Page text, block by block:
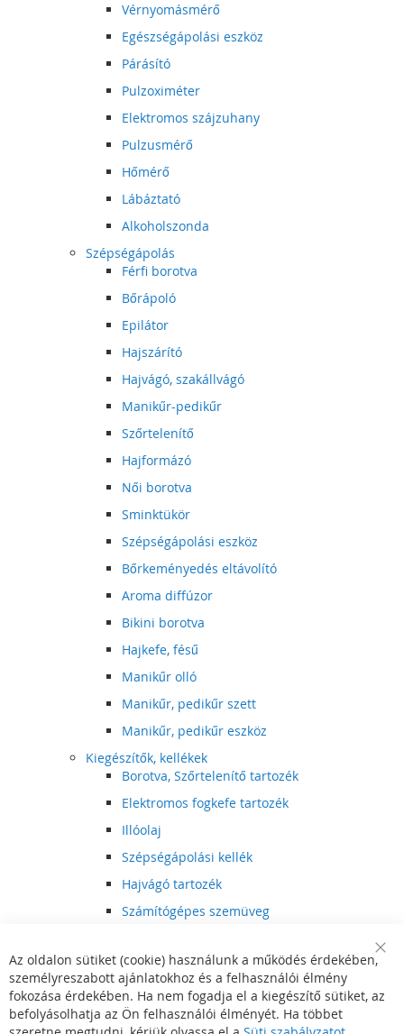
Vérnyomásmérő
Egészségápolási eszköz
Párásító
Pulzoximéter
Elektromos szájzuhany
Pulzusmérő
Hőmérő
Lábáztató
Alkoholszonda
Szépségápolás
Férfi borotva
Bőrápoló
Epilátor
Hajszárító
Hajvágó, szakállvágó
Manikűr-pedikűr
Szőrtelenítő
Hajformázó
Női borotva
Sminktükör
Szépségápolási eszköz
Bőrkeményedés eltávolító
Aroma diffúzor
Bikini borotva
Hajkefe, fésű
Manikűr olló
Manikűr, pedikűr szett
Manikűr, pedikűr eszköz
Kiegészítők, kellékek
Borotva, Szőrtelenítő tartozék
Elektromos fogkefe tartozék
Illóolaj
Szépségápolási kellék
Hajvágó tartozék
Számítógépes szemüveg
Hajvágó kiegészítő
Szórakoztató elektronika
Multimédia
DVD, BluRay lejátszó
Bar
Az oldalon sütiket (cookie) használunk a működés érdekében,
személyreszabott ajánlatokhoz és a felhasználói élmény
fokozása érdekében. Ha nem fogadja el a kiegészítő sütiket, az
befolyásolhatja az Ön felhasználói élményét. Ha többet